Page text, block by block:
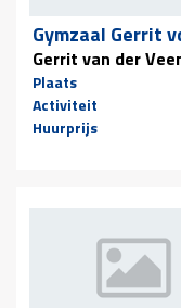
Gymzaal Gerrit
Gerrit van der
Plaats
Activiteit
Huurprijs